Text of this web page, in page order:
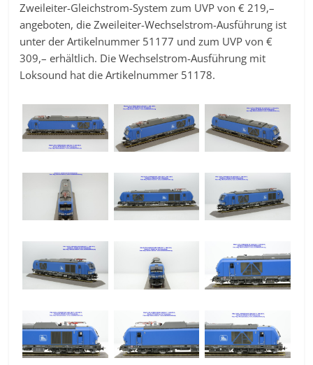
Zweileiter-Gleichstrom-System zum UVP von € 219,–
angeboten, die Zweileiter-Wechselstrom-Ausführung ist
unter der Artikelnummer 51177 und zum UVP von €
309,– erhältlich. Die Wechselstrom-Ausführung mit
Loksound hat die Artikelnummer 51178.